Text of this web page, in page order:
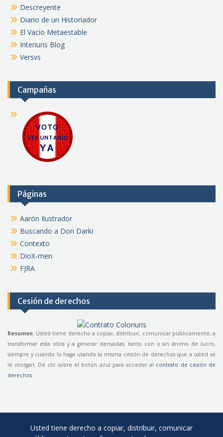
Descreyente
Diario de un Historiador
El Vacío Metaestable
Interiuris Blog
Versvs
Campañas
Páginas
Aarón Ilustrador
Buscando a Don Darki
Contexto
DioX-men
FJRA
Cesión de derechos
Resumen: Usted tiene derecho a copiar, distribuir, comunicar públicamente, a
transformar esta obra y a generar derivadas, tanto con o sin ánimo de lucro,
siempre y cuando lo haga usando la misma cesión de derechos que a usted se
le otorgan. Dé clicsobre el botón azul para acceder al contrato de cesión de
derechos
Usted tiene derecho a copiar, distribuir, comunicar